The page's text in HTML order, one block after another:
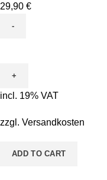
29,90 €
Ausmalen
-
Perry
quantity
incl. 19% VAT
zzgl. Versandkosten
ADD TO CART